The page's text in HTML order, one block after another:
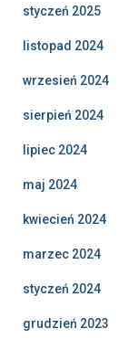
styczeń 2025
listopad 2024
wrzesień 2024
sierpień 2024
lipiec 2024
maj 2024
kwiecień 2024
marzec 2024
styczeń 2024
grudzień 2023